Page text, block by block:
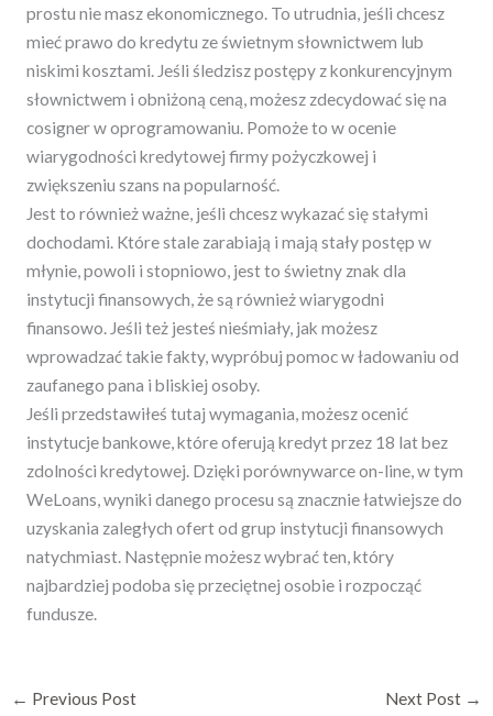
prostu nie masz ekonomicznego. To utrudnia, jeśli chcesz
mieć prawo do kredytu ze świetnym słownictwem lub
niskimi kosztami. Jeśli śledzisz postępy z konkurencyjnym
słownictwem i obniżoną ceną, możesz zdecydować się na
cosigner w oprogramowaniu. Pomoże to w ocenie
wiarygodności kredytowej firmy pożyczkowej i
zwiększeniu szans na popularność.
Jest to również ważne, jeśli chcesz wykazać się stałymi
dochodami. Które stale zarabiają i mają stały postęp w
młynie, powoli i stopniowo, jest to świetny znak dla
instytucji finansowych, że są również wiarygodni
finansowo. Jeśli też jesteś nieśmiały, jak możesz
wprowadzać takie fakty, wypróbuj pomoc w ładowaniu od
zaufanego pana i bliskiej osoby.
Jeśli przedstawiłeś tutaj wymagania, możesz ocenić
instytucje bankowe, które oferują kredyt przez 18 lat bez
zdolności kredytowej. Dzięki porównywarce on-line, w tym
WeLoans, wyniki danego procesu są znacznie łatwiejsze do
uzyskania zaległych ofert od grup instytucji finansowych
natychmiast. Następnie możesz wybrać ten, który
najbardziej podoba się przeciętnej osobie i rozpocząć
fundusze.
← Previous Post Next Post →